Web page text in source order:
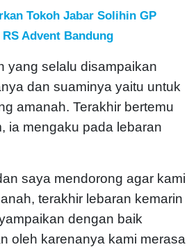
Tokoh Jabar Solihin GP
Advent Bandung
yang selalu disampaikan
dan suaminya yaitu untuk
amanah. Terakhir bertemu
ia mengaku pada lebaran
saya mendorong agar kami
terakhir lebaran kemarin
dengan baik
oleh karenanya kami merasa